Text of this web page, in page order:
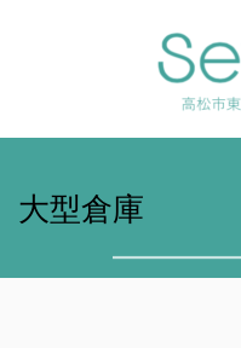
大型倉庫